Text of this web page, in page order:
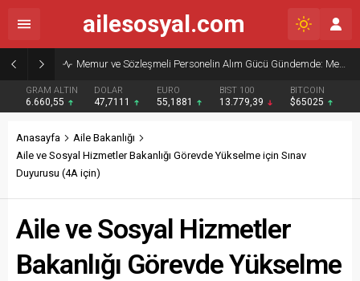
Memur ve Sözleşmeli Personelin Alım Gücü Gündemde: Memur-Sen’den Reform Çağrısı
GRAM ALTIN
6.660,55
DOLAR
47,7111
EURO
55,1881
BIST 100
13.779,39
BITCOIN
$65025
ailesosyal.com
Anasayfa
Aile Bakanlığı
Aile ve Sosyal Hizmetler Bakanlığı Görevde Yükselme için Sınav
Duyurusu (4A için)
Aile ve Sosyal Hizmetler
Bakanlığı Görevde Yükselme